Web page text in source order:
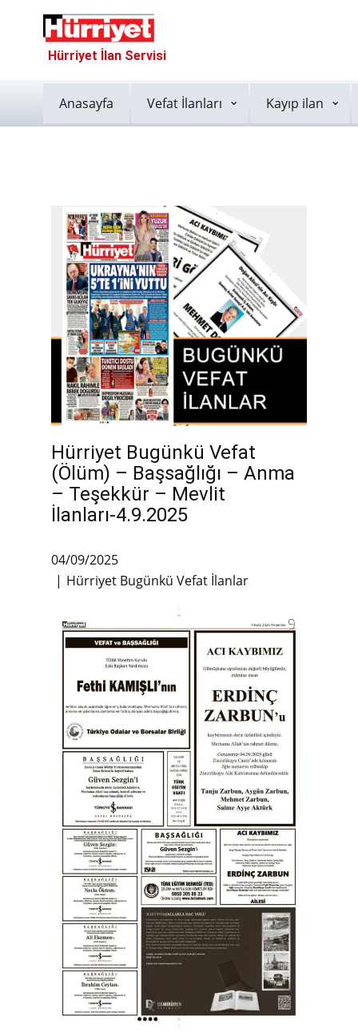
Hürriyet İlan Servisi
Anasayfa Vefat İlanları Kayıp ilan
Hürriyet Bugünkü Vefat
(Ölüm) – Başsağlığı – Anma
– Teşekkür – Mevlit
İlanları-4.9.2025
04/09/2025
Hürriyet Bugünkü Vefat İlanlar